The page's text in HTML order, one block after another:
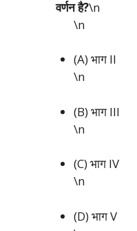
वर्णन है?\n
\n
(A) भाग II
\n
(B) भाग III
\n
(C) भाग IV
\n
(D) भाग V